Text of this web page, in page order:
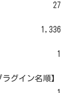
27
1,336
1
グイン名順】